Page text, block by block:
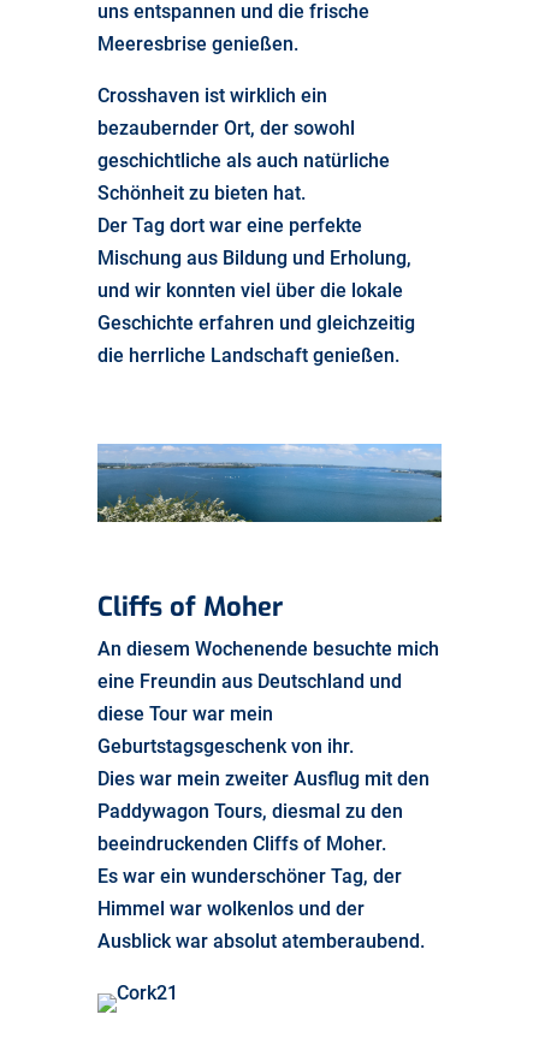
uns entspannen und die frische
Meeresbrise genießen.
Crosshaven ist wirklich ein
bezaubernder Ort, der sowohl
geschichtliche als auch natürliche
Schönheit zu bieten hat.
Der Tag dort war eine perfekte
Mischung aus Bildung und Erholung,
und wir konnten viel über die lokale
Geschichte erfahren und gleichzeitig
die herrliche Landschaft genießen.
Cliffs of Moher
An diesem Wochenende besuchte mich
eine Freundin aus Deutschland und
diese Tour war mein
Geburtstagsgeschenk von ihr.
Dies war mein zweiter Ausflug mit den
Paddywagon Tours, diesmal zu den
beeindruckenden Cliffs of Moher.
Es war ein wunderschöner Tag, der
Himmel war wolkenlos und der
Ausblick war absolut atemberaubend.